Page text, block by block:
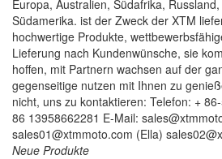
Europa, Australien, Südafrika,
Südamerika. ist der Zweck der XTM
hochwertige Produkte,
Lieferung nach Kundenwünsche, sie
hoffen, mit Partnern wachsen auf der
gegenseitige nutzen mit Ihnen zu
nicht, uns zu kontaktieren: Telefon: +
86 13958662281 E-Mail:
sales01@xtmmoto.com (Ella)
Neue Produkte